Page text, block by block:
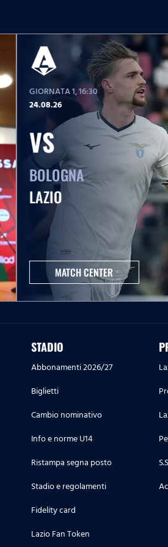
GIORNATA 1, 16:30
24.08.26
VS
BOLOGNA
LAZIO
MATCH CENTER
STADIO
Abbonamenti 2026/27
Biglietti
Cambio nominativo
Info e norme U14
Ristampa segna posto
Stadio e regolamenti
Fidelity card
Lazio Fan Token